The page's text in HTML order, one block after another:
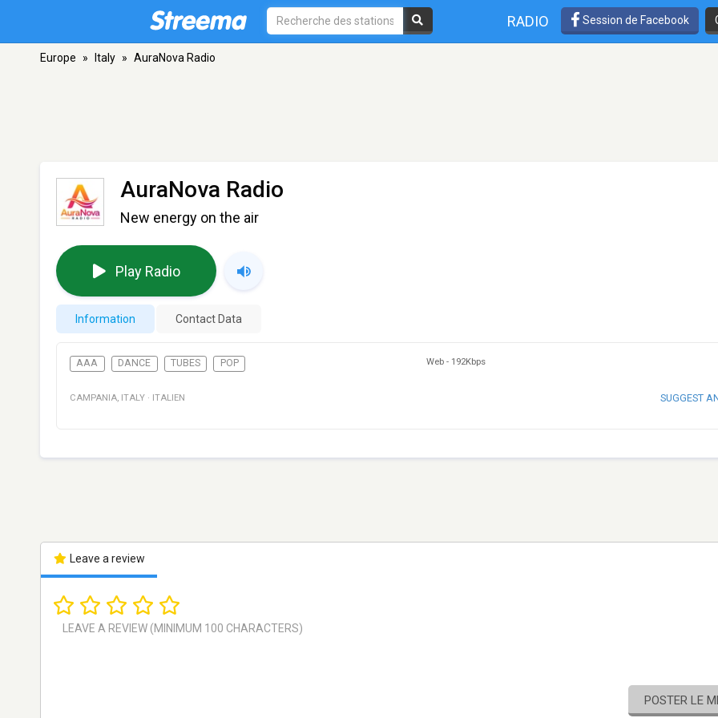
RADIO Session de Facebook
Europe » Italy » AuraNova Radio
AuraNova Radio
New energy on the air
Play Radio
Information Contact Data
AAA DANCE TUBES POP Web - 192Kbps
CAMPANIA, ITALY · ITALIEN SUGGEST
Leave a review
POSTER LE